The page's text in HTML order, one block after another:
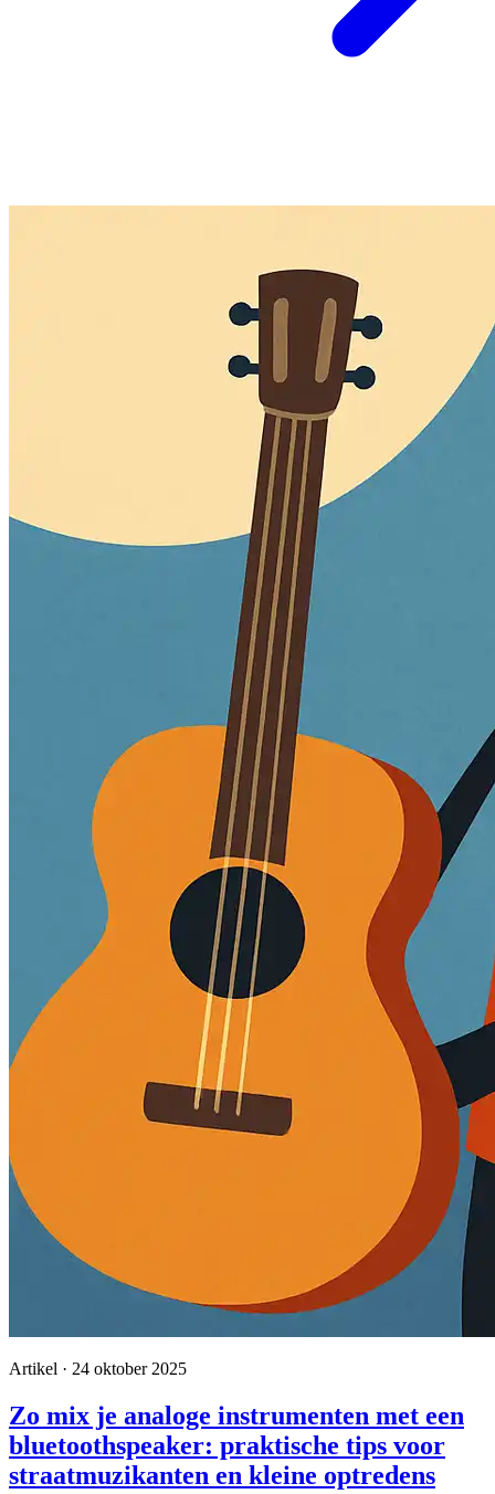
Artikel · 24 oktober 2025
Zo mix je analoge instrumenten met een
bluetoothspeaker: praktische tips voor
straatmuzikanten en kleine optredens